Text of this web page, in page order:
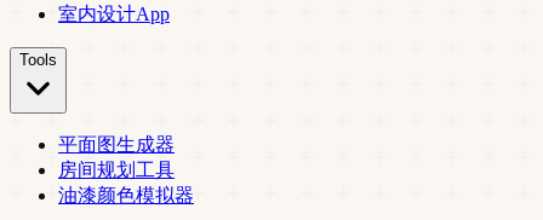
室内设计App
Tools
平面图生成器
房间规划工具
油漆颜色模拟器